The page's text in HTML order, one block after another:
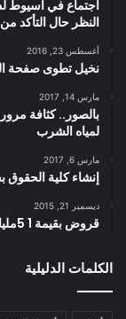
اجتماع في اسيوط
النظر حال التأكد
أغسطس 23, 2016
نخيل تطوى صفحة
مارس 14, 2017
بالصور.. كثافة
لمياه الشرب
مارس 6, 2017
إنشاء كلية الحقوق
ديسمبر 21, 2015
قروض بقيمة 1 5مليار دولار لتنمية سيناء
الكلمات الدليلية